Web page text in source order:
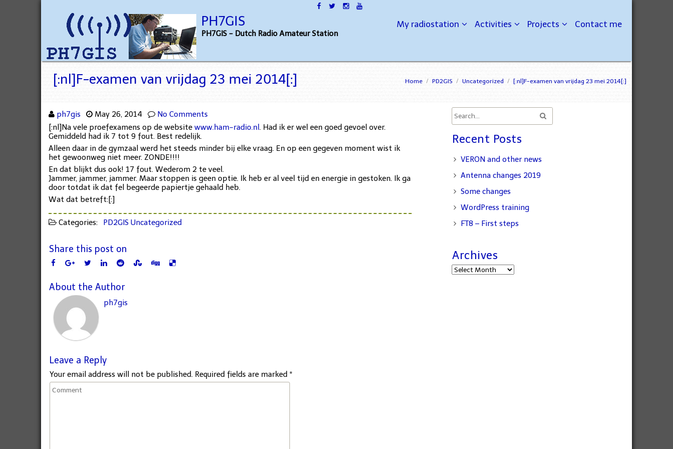
PH7GIS
PH7GIS - Dutch Radio Amateur Station
My radiostation Activities Projects Contact me
Home / PD2GIS / Uncategorized / [:nl]F-examen van vrijdag 23 mei 2014[:]
[:nl]F-examen van vrijdag 23 mei 2014[:]
ph7gis May 26, 2014
No Comments
[:nl]Na vele proefexamens op de website www.ham-radio.nl . Had ik er wel een goed gevoel over.
Gemiddeld had ik 7 tot 9 fout. Best redelijk.
Alleen daar in de gymzaal werd het steeds minder bij elke vraag. En op een gegeven moment wist ik
het gewoonweg niet meer. ZONDE!!!!
En dat blijkt dus ook! 17 fout. Wederom 2 te veel.
Jammer, jammer, jammer. Maar stoppen is geen optie. Ik heb er al veel tijd en energie in gestoken. Ik ga
door totdat ik dat fel begeerde papiertje gehaald heb.
Wat dat betreft:[:]
Categories: PD2GIS Uncategorized
Share this post on
About the Author
ph7gis
Leave a Reply
Your email address will not be published. Required fields are marked *
Recent Posts
VERON and other news
Antenna changes 2019
Some changes
WordPress training
FT8 – First steps
Archives